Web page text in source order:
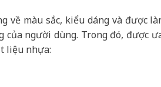
về màu sắc, kiểu dáng và được
của người dùng. Trong đó, được
liệu nhựa: